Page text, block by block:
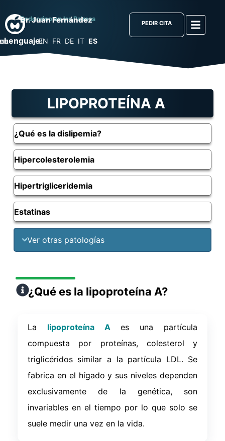
Endocrino en las Palmas
Dr. Juan Fernández PEDIR CITA
Lenguaje:EN FR DE IT ES
LIPOPROTEÍNA A
¿Qué es la dislipemia?
Hipercolesterolemia
Hipertrigliceridemia
Estatinas
Ver otras patologías
¿Qué es la lipoproteína A?
La lipoproteína Aes una partícula
compuesta por proteínas, colesterol y
triglicéridos similar a la partícula LDL. Se
fabrica en el hígado y sus niveles dependen
exclusivamente de la genética, son
invariables en el tiempo por lo que solo se
suele medir una vez en la vida.